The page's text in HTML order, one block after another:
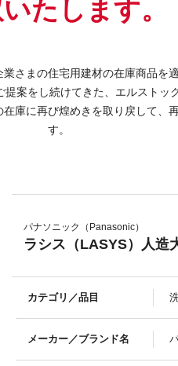
たします。
さまの住宅用建材の在庫商品を
案をし続けてきた、エルストッ
庫に再び煌めきを取り戻して、
す。
パナソニック（Panasonic）
ラシス（LASYS）人造
カテゴリ／品目
メーカー／ブランド名